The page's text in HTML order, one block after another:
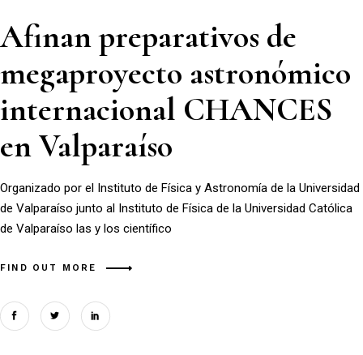
Afinan preparativos de
megaproyecto astronómico
internacional CHANCES
en Valparaíso
Organizado por el Instituto de Física y Astronomía de la Universidad
de Valparaíso junto al Instituto de Física de la Universidad Católica
de Valparaíso las y los científico
FIND OUT MORE